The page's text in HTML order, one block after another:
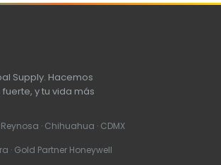
Supply. Hacemos
y tu vida más
· Chihuahua · CDMX
· Gold Partner Honeywell